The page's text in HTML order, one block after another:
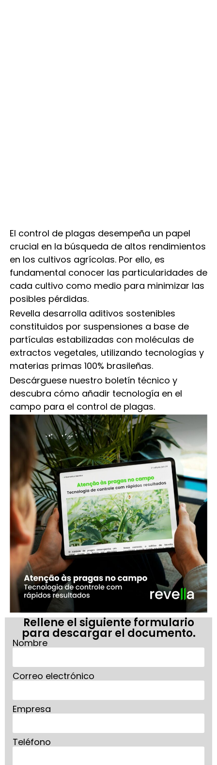
El control de plagas desempeña un papel
crucial en la búsqueda de altos rendimientos
en los cultivos agrícolas. Por ello, es
fundamental conocer las particularidades de
cada cultivo como medio para minimizar las
posibles pérdidas.
Revella desarrolla aditivos sostenibles
constituidos por suspensiones a base de
partículas estabilizadas con moléculas de
extractos vegetales, utilizando tecnologías y
materias primas 100% brasileñas.
Descárguese nuestro boletín técnico y
descubra cómo añadir tecnología en el
campo para el control de plagas.
Rellene el siguiente formulario
para descargar el documento.
Nombre
Correo electrónico
Empresa
Teléfono